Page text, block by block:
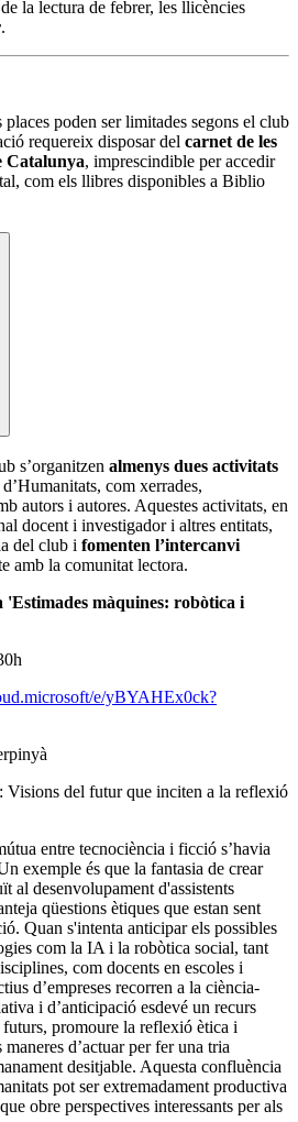
la lectura de febrer, les llicències
.
poden ser limitades segons el club
requereix disposar del carnet de les
Catalunya, imprescindible per accedir
com els llibres disponibles a Biblio
s’organitzen almenys dues activitats
com xerrades,
autors i autores. Aquestes activitats, en
docent i investigador i altres entitats,
del club i fomenten l’intercanvi
amb la comunitat lectora.
'Estimades màquines: robòtica i
e/yBYAHEx0ck?
Visions del futur que inciten a la reflexió
entre tecnociència i ficció s’havia
exemple és que la fantasia de crear
al desenvolupament d'assistents
qüestions ètiques que estan sent
Quan s'intenta anticipar els possibles
com la IA i la robòtica social, tant
com docents en escoles i
d’empreses recorren a la ciència-
i d’anticipació esdevé un recurs
promoure la reflexió ètica i
d’actuar per fer una tria
desitjable. Aquesta confluència
pot ser extremadament productiva
obre perspectives interessants per als